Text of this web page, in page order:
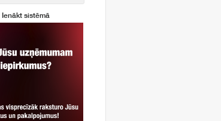
Ienākt sistēmā